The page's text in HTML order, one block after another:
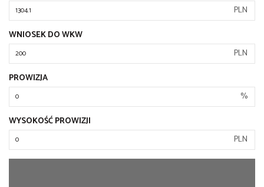
PLN
WNIOSEK DO WKW
PLN
PROWIZJA
%
WYSOKOŚĆ PROWIZJI
PLN